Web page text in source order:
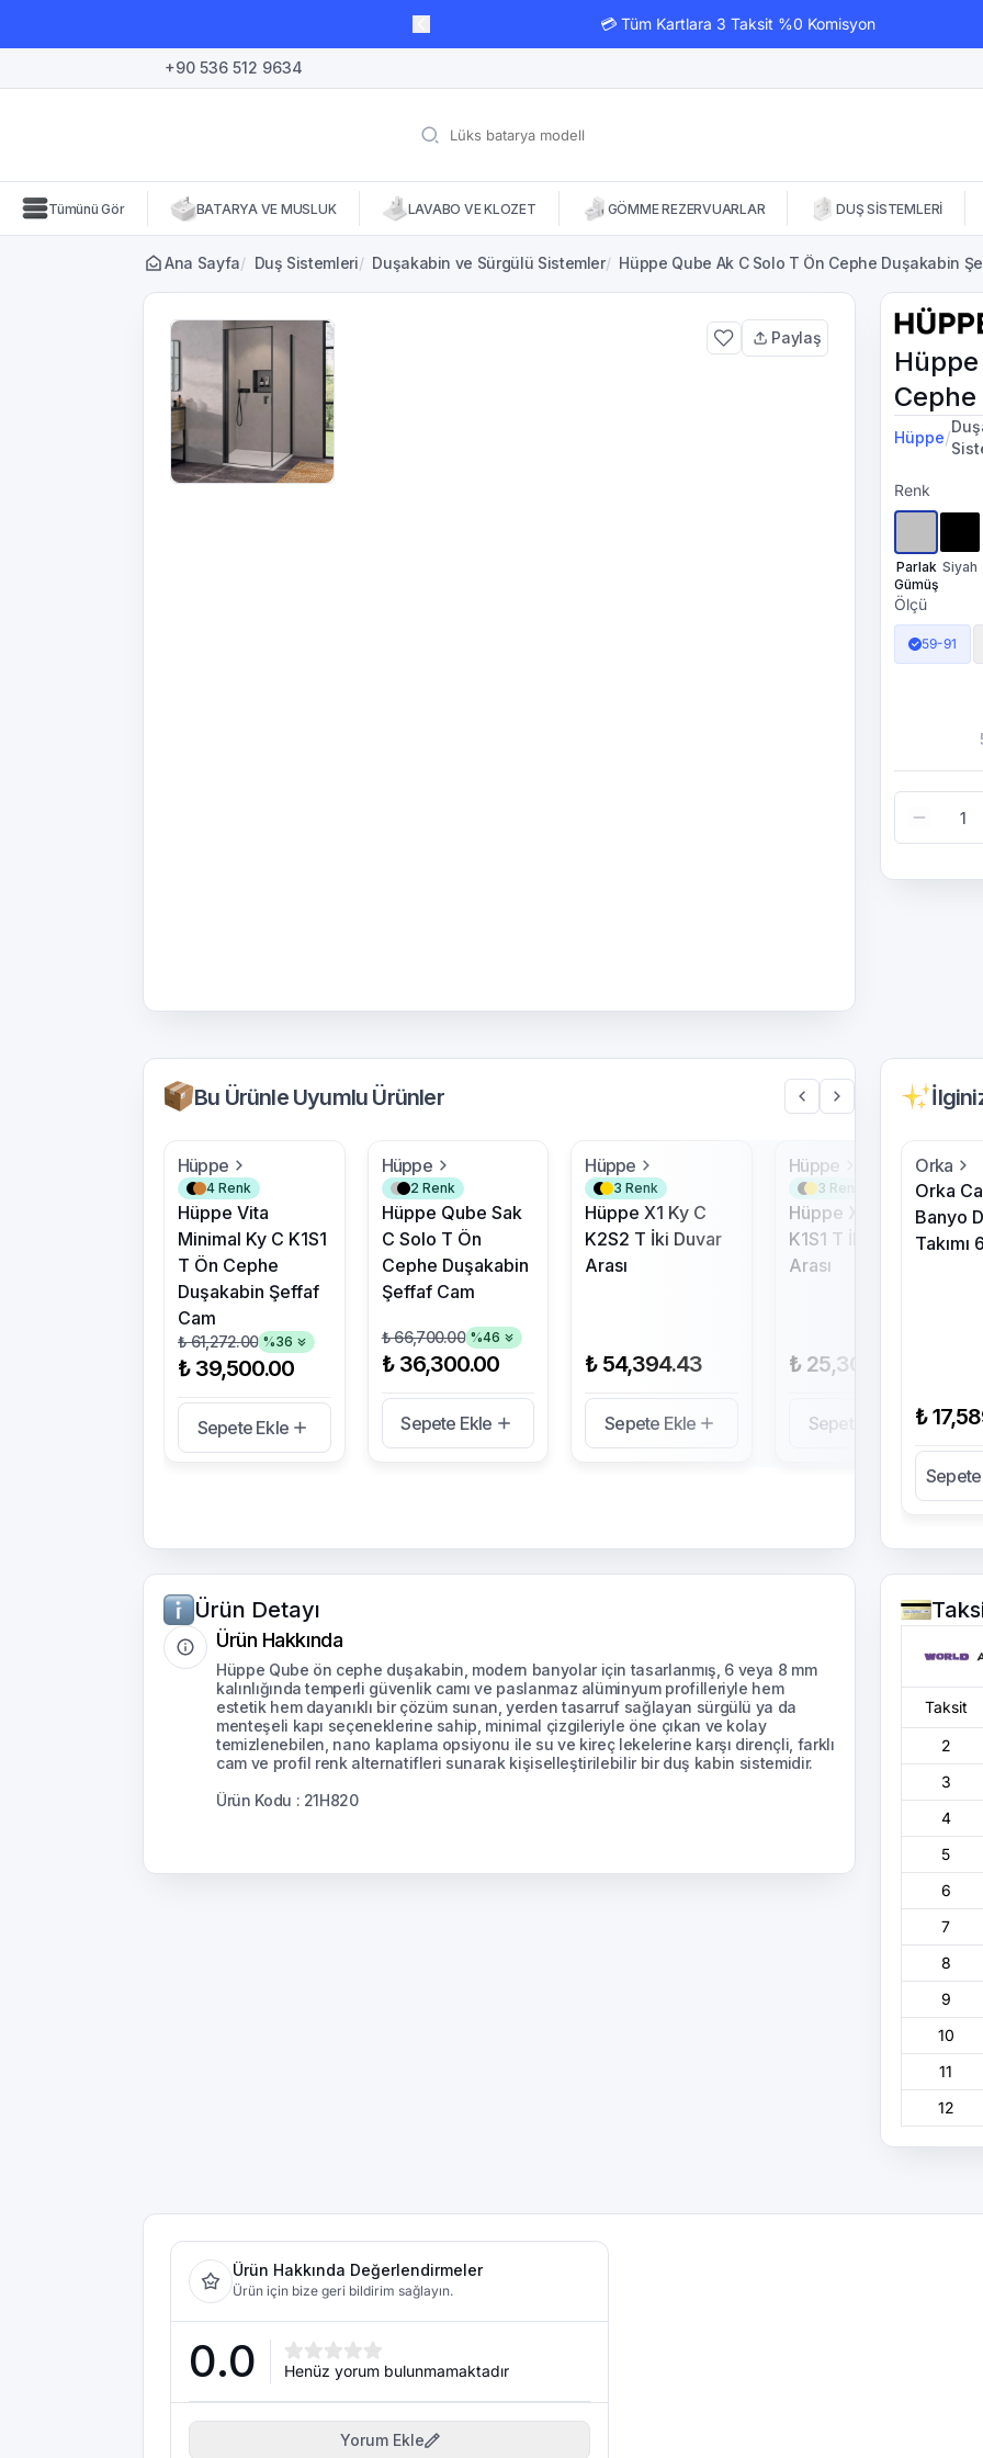
💳 Tüm Kartlara 3 Taksit %0 Komisyon
+90 536 512 9634
Tümünü Gör BATARYA VE MUSLUK LAVABO VE KLOZET GÖMME REZERVUARLAR DUŞ SİSTEMLERİ
Ana Sayfa/ Duş Sistemleri/ Duşakabin ve Sürgülü Sistemler/ Hüppe Qube Ak C Solo T Ön Cephe Duşakabin
Paylaş
Hüppe/
Renk
Parlak
Gümüş
Siyah
Ölçü
59-91
Bu Ürünle Uyumlu Ürünler
Hüppe
4 Renk
Hüppe Vita
Minimal Ky C K1S1
T Ön Cephe
Duşakabin Şeffaf
Cam
₺ 61,272.00 %36
₺ 39,500.00
Sepete Ekle
Hüppe
2 Renk
Hüppe Qube Sak
C Solo T Ön
Cephe Duşakabin
Şeffaf Cam
₺ 66,700.00 %46
₺ 36,300.00
Sepete Ekle
Hüppe
3 Renk
Hüppe X1 Ky C
K2S2 T İki Duvar
Arası
₺ 54,394.43
Sepete Ekle
Hüppe
3 Renk
Hüppe X0 Ky C
K1S1 T İki Duvar
Arası
₺ 25,300.00
Sepete Ekle
Orka
Orka
Banyo
Takımı
₺
Ürün Detayı
Ürün Hakkında
Hüppe Qube ön cephe duşakabin, modern banyolar için tasarlanmış, 6 veya 8 mm
kalınlığında temperli güvenlik camı ve paslanmaz alüminyum profilleriyle hem
estetik hem dayanıklı bir çözüm sunan, yerden tasarruf sağlayan sürgülü ya da
menteşeli kapı seçeneklerine sahip, minimal çizgileriyle öne çıkan ve kolay
temizlenebilen, nano kaplama opsiyonu ile su ve kireç lekelerine karşı dirençli, farklı
cam ve profil renk alternatifleri sunarak kişiselleştirilebilir bir duş kabin sistemidir.
Ürün Kodu : 21H820
Taksit
2
3
4
5
6
7
8
9
10
11
12
Ürün Hakkında Değerlendirmeler
Ürün için bize geri bildirim sağlayın.
0.0 Henüz yorum bulunmamaktadır
Yorum Ekle